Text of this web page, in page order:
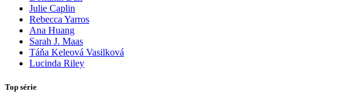
Julie Caplin
Rebecca Yarros
Ana Huang
Sarah J. Maas
Táňa Keleová Vasilková
Lucinda Riley
Top série